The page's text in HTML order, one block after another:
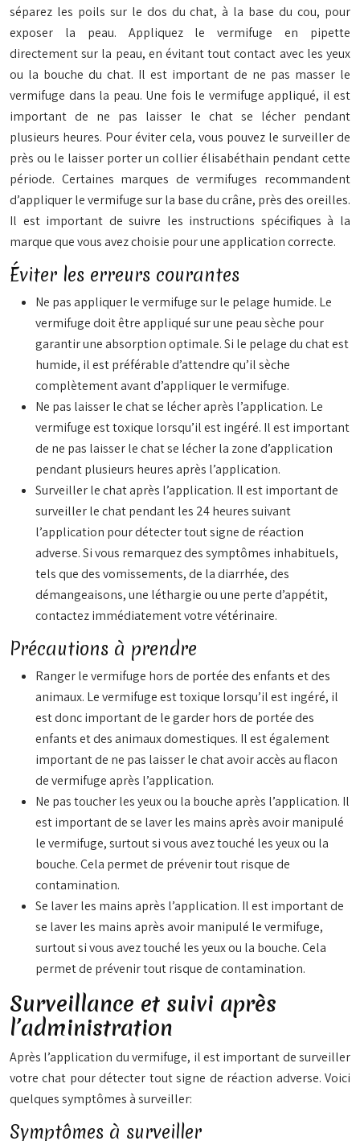
séparez les poils sur le dos du chat, à la base du cou, pour
exposer la peau. Appliquez le vermifuge en pipette
directement sur la peau, en évitant tout contact avec les yeux
ou la bouche du chat. Il est important de ne pas masser le
vermifuge dans la peau. Une fois le vermifuge appliqué, il est
important de ne pas laisser le chat se lécher pendant
plusieurs heures. Pour éviter cela, vous pouvez le surveiller de
près ou le laisser porter un collier élisabéthain pendant cette
période. Certaines marques de vermifuges recommandent
d’appliquer le vermifuge sur la base du crâne, près des oreilles.
Il est important de suivre les instructions spécifiques à la
marque que vous avez choisie pour une application correcte.
Éviter les erreurs courantes
Ne pas appliquer le vermifuge sur le pelage humide. Le
vermifuge doit être appliqué sur une peau sèche pour
garantir une absorption optimale. Si le pelage du chat est
humide, il est préférable d’attendre qu’il sèche
complètement avant d’appliquer le vermifuge.
Ne pas laisser le chat se lécher après l’application. Le
vermifuge est toxique lorsqu’il est ingéré. Il est important
de ne pas laisser le chat se lécher la zone d’application
pendant plusieurs heures après l’application.
Surveiller le chat après l’application. Il est important de
surveiller le chat pendant les 24 heures suivant
l’application pour détecter tout signe de réaction
adverse. Si vous remarquez des symptômes inhabituels,
tels que des vomissements, de la diarrhée, des
démangeaisons, une léthargie ou une perte d’appétit,
contactez immédiatement votre vétérinaire.
Précautions à prendre
Ranger le vermifuge hors de portée des enfants et des
animaux. Le vermifuge est toxique lorsqu’il est ingéré, il
est donc important de le garder hors de portée des
enfants et des animaux domestiques. Il est également
important de ne pas laisser le chat avoir accès au flacon
de vermifuge après l’application.
Ne pas toucher les yeux ou la bouche après l’application. Il
est important de se laver les mains après avoir manipulé
le vermifuge, surtout si vous avez touché les yeux ou la
bouche. Cela permet de prévenir tout risque de
contamination.
Se laver les mains après l’application. Il est important de
se laver les mains après avoir manipulé le vermifuge,
surtout si vous avez touché les yeux ou la bouche. Cela
permet de prévenir tout risque de contamination.
Surveillance et suivi après
l’administration
Après l’application du vermifuge, il est important de surveiller
votre chat pour détecter tout signe de réaction adverse. Voici
quelques symptômes à surveiller:
Symptômes à surveiller